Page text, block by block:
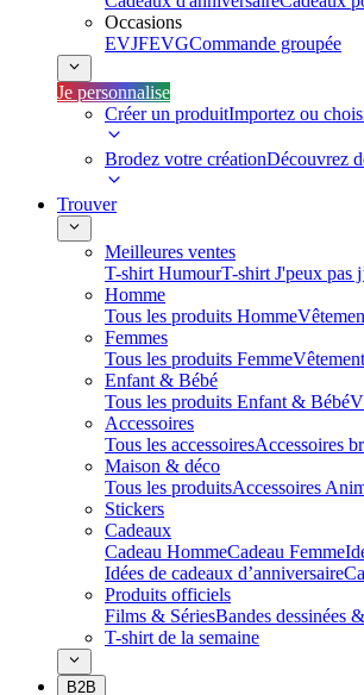
Occasions
EVJFEVGCommande groupée
Je personnalise
Créer un produitImportez ou
Brodez votre créationDécouvrez
Trouver
Meilleures ventes
T-shirt HumourT-shirt J'peux pas
Homme
Tous les produits Homme
Femmes
Tous les produits Femme
Enfant & Bébé
Tous les produits Enfant & Bébé
Accessoires
Tous les accessoiresAccessoires
Maison & déco
Tous les produitsAccessoires
Stickers
Cadeaux
Cadeau HommeCadeau Femme
Idées de cadeaux d’anniversaire
Produits officiels
Films & SériesBandes dessinées
T-shirt de la semaine
B2B